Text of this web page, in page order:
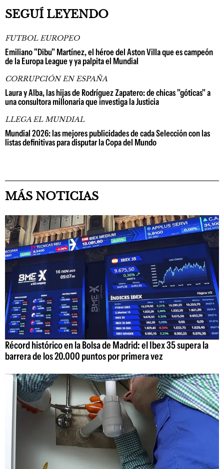
SEGUÍ LEYENDO
FUTBOL EUROPEO
Emiliano "Dibu" Martínez, el héroe del Aston Villa que es campeón
de la Europa League y ya palpita el Mundial
CORRUPCIÓN EN ESPAÑA
Laura y Alba, las hijas de Rodríguez Zapatero: de chicas "góticas" a
una consultora millonaria que investiga la Justicia
LLEGA EL MUNDIAL
Mundial 2026: las mejores publicidades de cada Selección con las
listas definitivas para disputar la Copa del Mundo
MÁS NOTICIAS
Récord histórico en la Bolsa de Madrid: el Ibex 35 supera la
barrera de los 20.000 puntos por primera vez